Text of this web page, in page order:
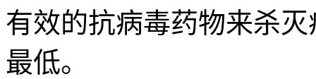
有效的抗病毒药物来杀
最低。